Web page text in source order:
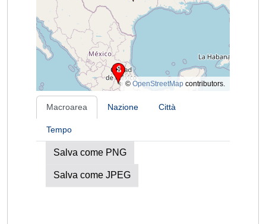
© OpenStreetMap contributors.
Macroarea Nazione Città
Tempo
Salva come PNG
Salva come JPEG